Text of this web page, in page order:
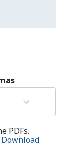
PDFs.
Download